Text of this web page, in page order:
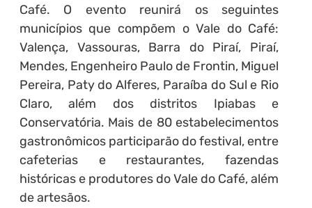
Café. O evento reunirá os seguintes
municípios que compõem o Vale do Café:
Valença, Vassouras, Barra do Piraí, Piraí,
Mendes, Engenheiro Paulo de Frontin, Miguel
Pereira, Paty do Alferes, Paraíba do Sul e Rio
Claro, além dos distritos Ipiabas e
Conservatória. Mais de 80 estabelecimentos
gastronômicos participarão do festival, entre
cafeterias e restaurantes, fazendas
históricas e produtores do Vale do Café, além
de artesãos.